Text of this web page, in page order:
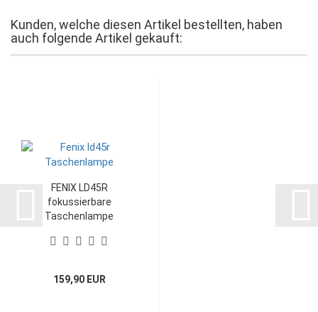
Kunden, welche diesen Artikel bestellten, haben
auch folgende Artikel gekauft:
FENIX LD45R
fokussierbare
Taschenlampe
159,90 EUR